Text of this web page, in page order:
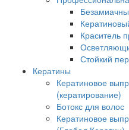
Краситель
Стойкий
Кератины
Кератиновое
(кератирование)
Ботокс для волос
Кератиновое